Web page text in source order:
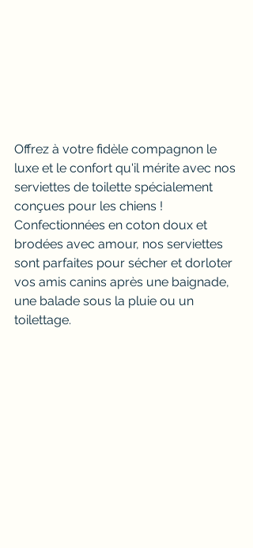
Offrez à votre fidèle compagnon le
luxe et le confort qu'il mérite avec nos
serviettes de toilette spécialement
conçues pour les chiens !
Confectionnées en coton doux et
brodées avec amour, nos serviettes
sont parfaites pour sécher et dorloter
vos amis canins après une baignade,
une balade sous la pluie ou un
toilettage.